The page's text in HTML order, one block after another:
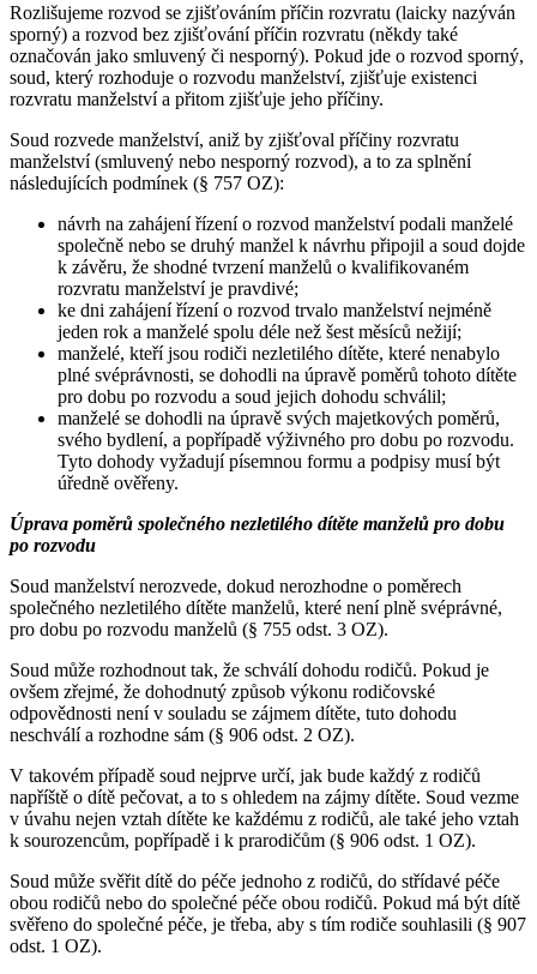
Rozlišujeme rozvod se zjišťováním příčin rozvratu (laicky nazýván
sporný) a rozvod bez zjišťování příčin rozvratu (někdy také
označován jako smluvený či nesporný). Pokud jde o rozvod sporný,
soud, který rozhoduje o rozvodu manželství, zjišťuje existenci
rozvratu manželství a přitom zjišťuje jeho příčiny.
Soud rozvede manželství, aniž by zjišťoval příčiny rozvratu
manželství (smluvený nebo nesporný rozvod), a to za splnění
následujících podmínek (§ 757 OZ):
návrh na zahájení řízení o rozvod manželství podali manželé
společně nebo se druhý manžel k návrhu připojil a soud dojde
k závěru, že shodné tvrzení manželů o kvalifikovaném
rozvratu manželství je pravdivé;
ke dni zahájení řízení o rozvod trvalo manželství nejméně
jeden rok a manželé spolu déle než šest měsíců nežijí;
manželé, kteří jsou rodiči nezletilého dítěte, které nenabylo
plné svéprávnosti, se dohodli na úpravě poměrů tohoto dítěte
pro dobu po rozvodu a soud jejich dohodu schválil;
manželé se dohodli na úpravě svých majetkových poměrů,
svého bydlení, a popřípadě výživného pro dobu po rozvodu.
Tyto dohody vyžadují písemnou formu a podpisy musí být
úředně ověřeny.
Úprava poměrů společného nezletilého dítěte manželů pro dobu
po rozvodu
Soud manželství nerozvede, dokud nerozhodne o poměrech
společného nezletilého dítěte manželů, které není plně svéprávné,
pro dobu po rozvodu manželů (§ 755 odst. 3 OZ).
Soud může rozhodnout tak, že schválí dohodu rodičů. Pokud je
ovšem zřejmé, že dohodnutý způsob výkonu rodičovské
odpovědnosti není v souladu se zájmem dítěte, tuto dohodu
neschválí a rozhodne sám (§ 906 odst. 2 OZ).
V takovém případě soud nejprve určí, jak bude každý z rodičů
napříště o dítě pečovat, a to s ohledem na zájmy dítěte. Soud vezme
v úvahu nejen vztah dítěte ke každému z rodičů, ale také jeho vztah
k sourozencům, popřípadě i k prarodičům (§ 906 odst. 1 OZ).
Soud může svěřit dítě do péče jednoho z rodičů, do střídavé péče
obou rodičů nebo do společné péče obou rodičů. Pokud má být dítě
svěřeno do společné péče, je třeba, aby s tím rodiče souhlasili (§ 907
odst. 1 OZ).